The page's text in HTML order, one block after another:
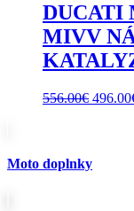
DUCATI
MIVV
556.00€ 496.00
Moto doplnky